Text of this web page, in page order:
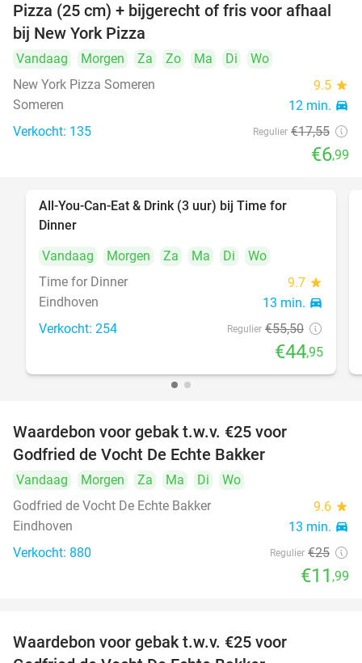
60%
Pizza (25 cm) + bijgerecht of fris voor afhaal
bij New York Pizza
Vandaag Morgen Za Zo Ma Di
Wo
New York Pizza Someren
9.5 star
Someren 12 min. directions_car
Verkocht: 135 Regulier €17,55
€6,99
All-You-Can-Eat & Drink (3 uur) bij Time for
Dinner
Vandaag
Morgen Za Ma Di
Wo
Time for Dinner
9.7 star
Eindhoven 13 min. directions_car
Verkocht: 254 Regulier €55,50
€44,95
Waardebon voor gebak t.w.v. €25 voor
Godfried de Vocht De Echte Bakker
Vandaag Morgen Za Ma Di
Wo
Godfried de Vocht De Echte Bakker
9.6 star
Eindhoven 13 min. directions_car
Verkocht: 880 Regulier €25
€11 ,99
Waardebon voor gebak t.w.v. €25 voor